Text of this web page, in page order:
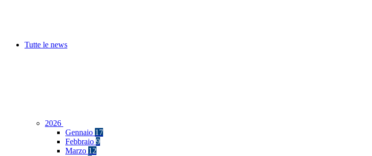
Tutte le news
2026
Gennaio 17
Febbraio 9
Marzo 12